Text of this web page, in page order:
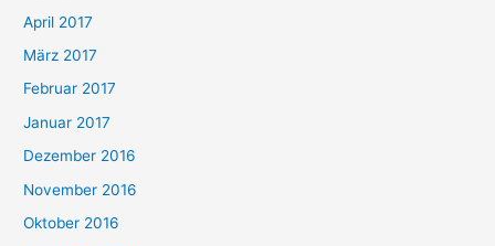
April 2017
März 2017
Februar 2017
Januar 2017
Dezember 2016
November 2016
Oktober 2016